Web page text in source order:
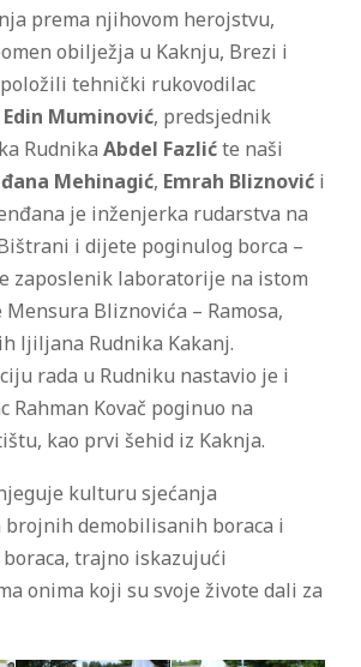
prema njihovom herojstvu,
obilježja u Kaknju, Brezi i
tehnički rukovodilac
Edin Muminović, predsjednik
Rudnika Abdel Fazlićte naši
Mehinagić, Emrah Bliznović i
je inženjerka rudarstva na
i dijete poginulog borca –
zaposlenik laboratorije na istom
Bliznovića – Ramosa,
ljiljana Rudnika Kakanj.
rada u Rudniku nastavio je i
Rahman Kovač poginuo na
kao prvi šehid iz Kaknja.
kulturu sjećanja
brojnih demobilisanih boraca i
trajno iskazujući
onima koji su svoje živote dali za